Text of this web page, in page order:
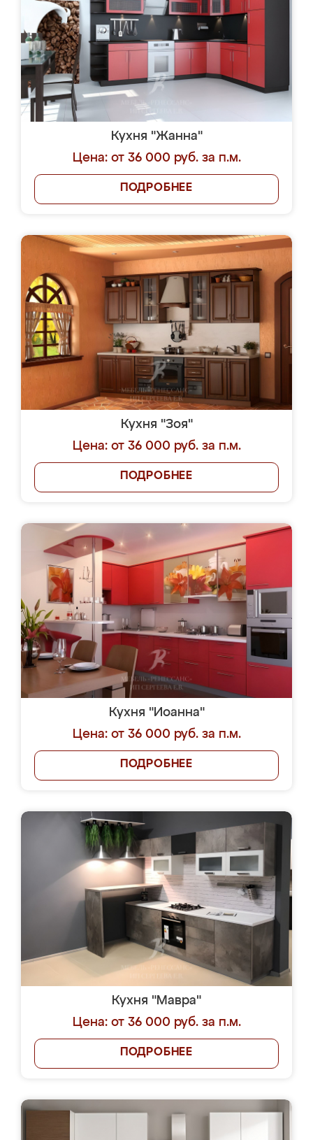
Кухня "Жанна"
Цена: от 36 000 руб. за п.м.
ПОДРОБНЕЕ
Кухня "Зоя"
Цена: от 36 000 руб. за п.м.
ПОДРОБНЕЕ
Кухня "Иоанна"
Цена: от 36 000 руб. за п.м.
ПОДРОБНЕЕ
Кухня "Мавра"
Цена: от 36 000 руб. за п.м.
ПОДРОБНЕЕ